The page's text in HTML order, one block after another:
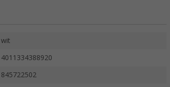
wit
4011334388920
845722502